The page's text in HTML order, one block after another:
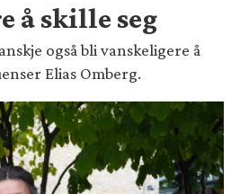
å skille seg
også bli vanskeligere å
Elias Omberg.